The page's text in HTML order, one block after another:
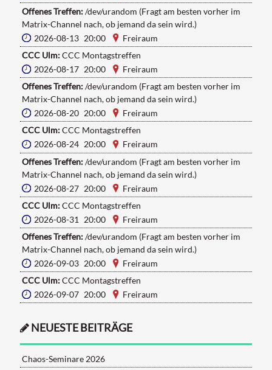
Offenes Treffen:/dev/urandom (Fragt am besten vorher im
Matrix-Channel nach, ob jemand da sein wird.)
2026-08-13 20:00
Freiraum
CCC Ulm:CCC Montagstreffen
2026-08-17 20:00
Freiraum
Offenes Treffen:/dev/urandom (Fragt am besten vorher im
Matrix-Channel nach, ob jemand da sein wird.)
2026-08-20 20:00
Freiraum
CCC Ulm:CCC Montagstreffen
2026-08-24 20:00
Freiraum
Offenes Treffen:/dev/urandom (Fragt am besten vorher im
Matrix-Channel nach, ob jemand da sein wird.)
2026-08-27 20:00
Freiraum
CCC Ulm:CCC Montagstreffen
2026-08-31 20:00
Freiraum
Offenes Treffen:/dev/urandom (Fragt am besten vorher im
Matrix-Channel nach, ob jemand da sein wird.)
2026-09-03 20:00
Freiraum
CCC Ulm:CCC Montagstreffen
2026-09-07 20:00
Freiraum
NEUESTE BEITRÄGE
Chaos-Seminare 2026